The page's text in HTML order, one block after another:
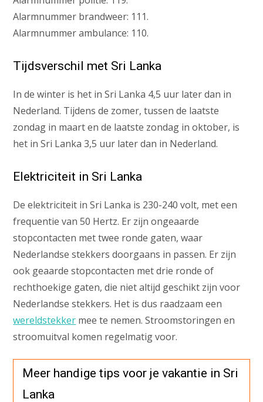
Alarmnummer brandweer: 111.
Alarmnummer ambulance: 110.
Tijdsverschil met Sri Lanka
In de winter is het in Sri Lanka 4,5 uur later dan in
Nederland. Tijdens de zomer, tussen de laatste
zondag in maart en de laatste zondag in oktober, is
het in Sri Lanka 3,5 uur later dan in Nederland.
Elektriciteit in Sri Lanka
De elektriciteit in Sri Lanka is 230-240 volt, met een
frequentie van 50 Hertz. Er zijn ongeaarde
stopcontacten met twee ronde gaten, waar
Nederlandse stekkers doorgaans in passen. Er zijn
ook geaarde stopcontacten met drie ronde of
rechthoekige gaten, die niet altijd geschikt zijn voor
Nederlandse stekkers. Het is dus raadzaam een
wereldstekker mee te nemen. Stroomstoringen en
stroomuitval komen regelmatig voor.
Meer handige tips voor je vakantie in Sri
Lanka